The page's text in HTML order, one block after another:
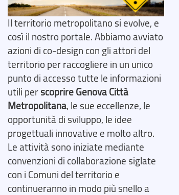
Il territorio metropolitano si evolve, e
così il nostro portale. Abbiamo avviato
azioni di co-design con gli attori del
territorio per raccogliere in un unico
punto di accesso tutte le informazioni
utili perscoprire Genova Città
Metropolitana, le sue eccellenze, le
opportunità di sviluppo, le idee
progettuali innovative e molto altro.
Le attività sono iniziate mediante
convenzioni di collaborazione siglate
con i Comuni del territorio e
continueranno in modo più snello a